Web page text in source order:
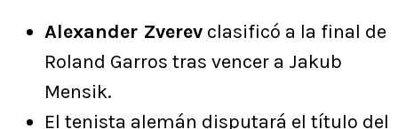
Alexander Zverev clasificó a la final de
Roland Garros tras vencer a Jakub
Mensik.
El tenista alemán disputará el título del